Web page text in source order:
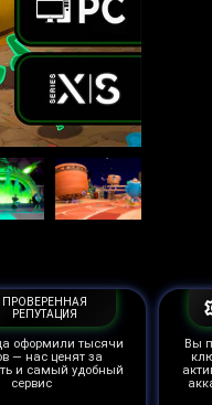
ПРОВЕРЕННАЯ
РЕПУТАЦИЯ
оформили тысячи
— нас ценят за
и самый удобный
сервис
Вы